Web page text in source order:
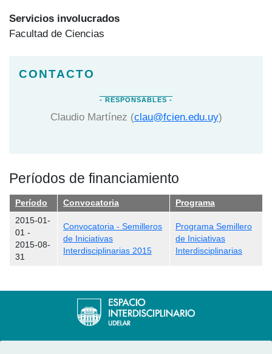
Servicios involucrados
Facultad de Ciencias
Claudio Martínez (clau@fcien.edu.uy)
Períodos de financiamiento
Período Convocatoria
Programa
2015-01-
01 -
2015-08-
31
Convocatoria - Semilleros
de Iniciativas
Interdisciplinarias 2015
Programa Semillero
de Iniciativas
Interdisciplinarias